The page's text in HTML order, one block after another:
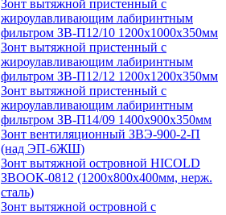
Зонт вытяжной пристенный с
жироулавливающим лабиринтным
фильтром ЗВ-П12/10 1200х1000х350мм
Зонт вытяжной пристенный с
жироулавливающим лабиринтным
фильтром ЗВ-П12/12 1200х1200х350мм
Зонт вытяжной пристенный с
жироулавливающим лабиринтным
фильтром ЗВ-П14/09 1400х900х350мм
Зонт вентиляционный ЗВЭ-900-2-П
(над ЭП-6ЖШ)
Зонт вытяжной островной HICOLD
ЗВООК-0812 (1200х800x400мм, нерж.
сталь)
Зонт вытяжной островной с